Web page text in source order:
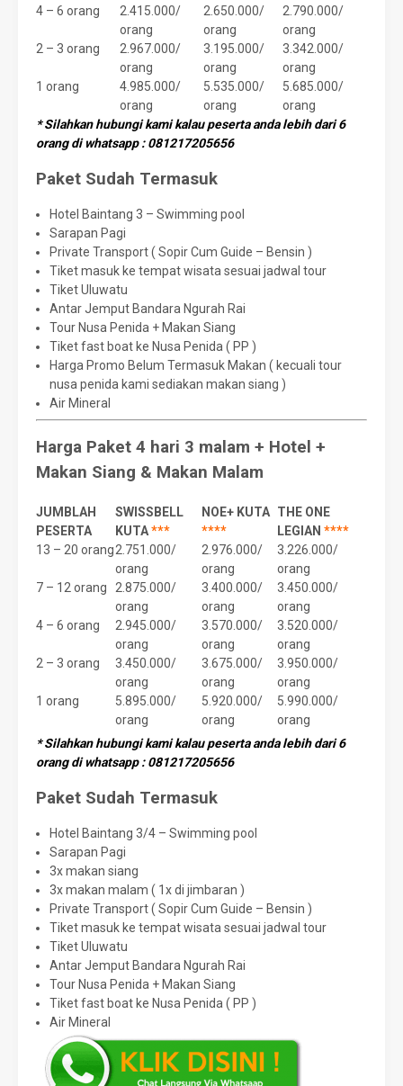
4 – 6 orang
2.415.000/
orang
2.650.000/
orang
2.790.000/
orang
2 – 3 orang
2.967.000/
orang
3.195.000/
orang
3.342.000/
orang
1 orang
4.985.000/
orang
5.535.000/
orang
5.685.000/
orang
* Silahkan hubungi kami kalau peserta anda lebih dari 6
orang di whatsapp : 081217205656
Paket Sudah Termasuk
Hotel Baintang 3 – Swimming pool
Sarapan Pagi
Private Transport ( Sopir Cum Guide – Bensin )
Tiket masuk ke tempat wisata sesuai jadwal tour
Tiket Uluwatu
Antar Jemput Bandara Ngurah Rai
Tour Nusa Penida + Makan Siang
Tiket fast boat ke Nusa Penida ( PP )
Harga Promo Belum Termasuk Makan ( kecuali tour
nusa penida kami sediakan makan siang )
Air Mineral
Harga Paket 4 hari 3 malam + Hotel +
Makan Siang & Makan Malam
JUMBLAH
PESERTA
SWISSBELL
KUTA***
NOE+ KUTA
****
THE ONE
LEGIAN ****
13 – 20 orang2.751.000/
orang
2.976.000/
orang
3.226.000/
orang
7 – 12 orang
2.875.000/
orang
3.400.000/
orang
3.450.000/
orang
4 – 6 orang
2.945.000/
orang
3.570.000/
orang
3.520.000/
orang
2 – 3 orang
3.450.000/
orang
3.675.000/
orang
3.950.000/
orang
1 orang
5.895.000/
orang
5.920.000/
orang
5.990.000/
orang
* Silahkan hubungi kami kalau peserta anda lebih dari 6
orang di whatsapp : 081217205656
Paket Sudah Termasuk
Hotel Baintang 3/4 – Swimming pool
Sarapan Pagi
3x makan siang
3x makan malam ( 1x di jimbaran )
Private Transport ( Sopir Cum Guide – Bensin )
Tiket masuk ke tempat wisata sesuai jadwal tour
Tiket Uluwatu
Antar Jemput Bandara Ngurah Rai
Tour Nusa Penida + Makan Siang
Tiket fast boat ke Nusa Penida ( PP )
Air Mineral